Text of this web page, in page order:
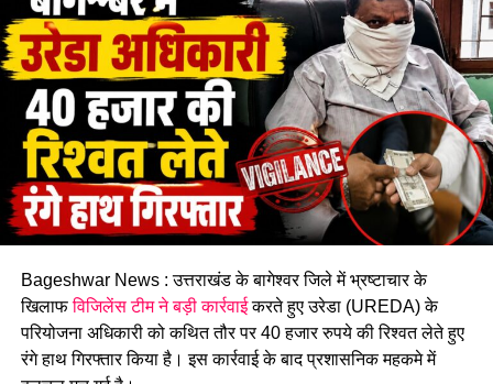
आम नागरिकों से अनावश्यक यात्रा से बचने की अपील
के दौरान अनावश्यक यात्रा से बचें और मौसम विभाग तथा जिला प्रशासन
द्वारा जारी दिशा-निर्देशों का पालन करें। साथ ही, संबंधित अधिकारियों को
भी सतर्क रहने और किसी भी आपात स्थिति से निपटने के लिए तैयार रहने के
निर्देश दिए गए हैं।
Bageshwar News : उत्तराखंड के बागेश्वर जिले में भ्रष्टाचार के
खिलाफविजिलेंस टीम ने बड़ी कार्रवाईकरते हुए उरेडा (UREDA) के
परियोजना अधिकारी को कथित तौर पर 40 हजार रुपये की रिश्वत लेते हुए
रंगे हाथ गिरफ्तार किया है। इस कार्रवाई के बाद प्रशासनिक महकमे में